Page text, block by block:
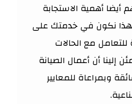
أيضا أهمية الاستجابة
نكون في خدمتك على
للتعامل مع الحالات
إلينا أن أعمال الصيانة
وبمراعاة للمعايير